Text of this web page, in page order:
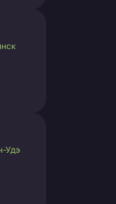
Удэ